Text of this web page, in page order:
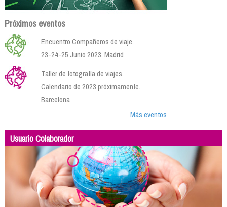
Próximos eventos
Encuentro Compañeros de viaje.
23-24-25 Junio 2023. Madrid
Taller de fotografía de viajes.
Calendario de 2023 próximamente.
Barcelona
Más eventos
Usuario Colaborador